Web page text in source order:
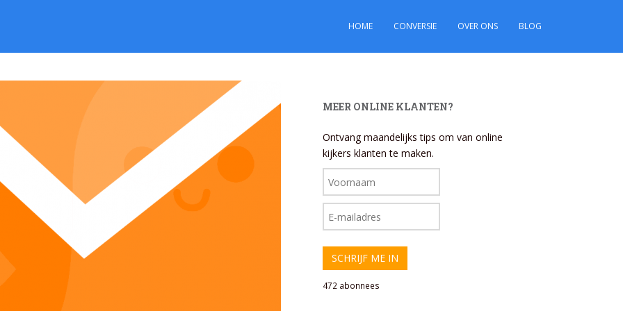
HOME CONVERSIE OVER ONS BLOG
MEER ONLINE KLANTEN?
Ontvang maandelijks tips om van online
kijkers klanten te maken.
472 abonnees